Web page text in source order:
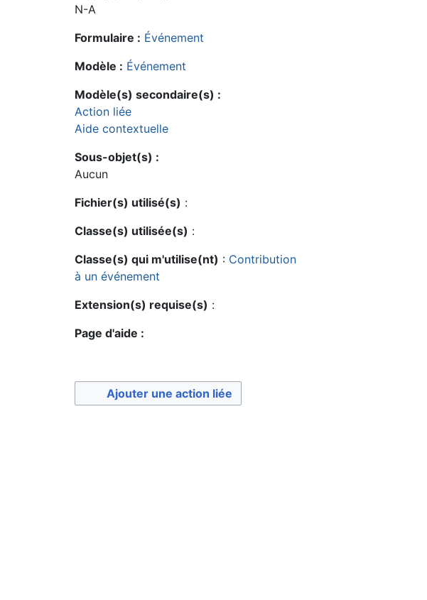
N-A
Formulaire : Événement
Modèle : Événement
Modèle(s) secondaire(s) :
Action liée
Aide contextuelle
Sous-objet(s) :
Aucun
Fichier(s) utilisé(s) :
Classe(s) utilisée(s) :
Classe(s) qui m'utilise(nt) : Contribution
à un événement
Extension(s) requise(s) :
Page d'aide :
Ajouter une action liée